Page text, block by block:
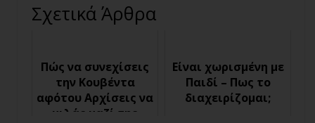
Σχετικά Άρθρα
Πώς να συνεχίσεις
την Κουβέντα
αφότου Αρχίσεις να
μιλάς μαζί της
Είναι χωρισμένη με
Παιδί – Πως το
διαχειρίζομαι;